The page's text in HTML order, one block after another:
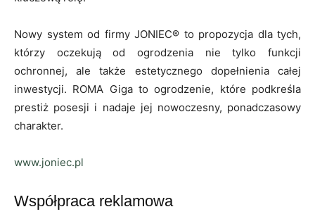
Nowy system od firmy JONIEC® to propozycja dla tych,
którzy oczekują od ogrodzenia nie tylko funkcji
ochronnej, ale także estetycznego dopełnienia całej
inwestycji. ROMA Giga to ogrodzenie, które podkreśla
prestiż posesji i nadaje jej nowoczesny, ponadczasowy
charakter.
www.joniec.pl
Współpraca reklamowa